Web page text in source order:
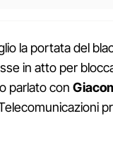
la portata del
in atto per
parlato con